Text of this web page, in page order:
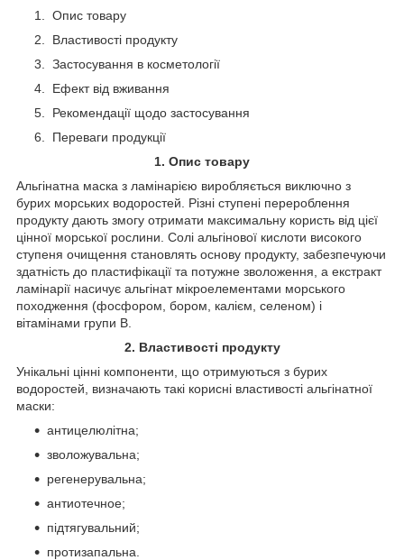
Опис товару
Властивості продукту
Застосування в косметології
Ефект від вживання
Рекомендації щодо застосування
Переваги продукції
1. Опис товару
Альгінатна маска з ламінарією виробляється виключно з
бурих морських водоростей. Різні ступені перероблення
продукту дають змогу отримати максимальну користь від цієї
цінної морської рослини. Солі альгінової кислоти високого
ступеня очищення становлять основу продукту, забезпечуючи
здатність до пластифікації та потужне зволоження, а екстракт
ламінарії насичує альгінат мікроелементами морського
походження (фосфором, бором, калієм, селеном) і
вітамінами групи B.
2. Властивості продукту
Унікальні цінні компоненти, що отримуються з бурих
водоростей, визначають такі корисні властивості альгінатної
маски:
антицелюлітна;
зволожувальна;
регенерувальна;
антиотечное;
підтягувальний;
протизапальна.